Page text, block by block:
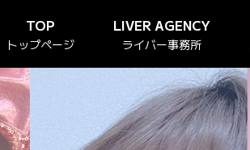
TOP
トップページ
LIVER AGENCY
ライバー事務所